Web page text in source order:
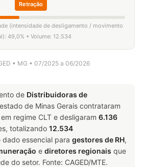
Retração
(intensidade de desligamento / movimento
49,0% • Volume: 12.534
• MG • 07/2025 a 06/2026
de Distribuidoras de
de Minas Gerais contrataram
regime CLT e desligaram 6.136
totalizando 12.534
essencial para gestores de RH,
e diretores regionais que
do setor. Fonte: CAGED/MTE.